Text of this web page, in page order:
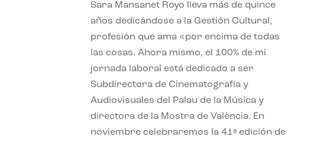
Sara Mansanet Royo lleva más de quince
años dedicándose a la Gestión Cultural,
profesión que ama «por encima de todas
las cosas. Ahora mismo, el 100% de mi
jornada laboral está dedicado a ser
Subdirectora de Cinematografía y
Audiovisuales del Palau de la Música y
directora de la Mostra de València. En
noviembre celebraremos la 41ª edición de